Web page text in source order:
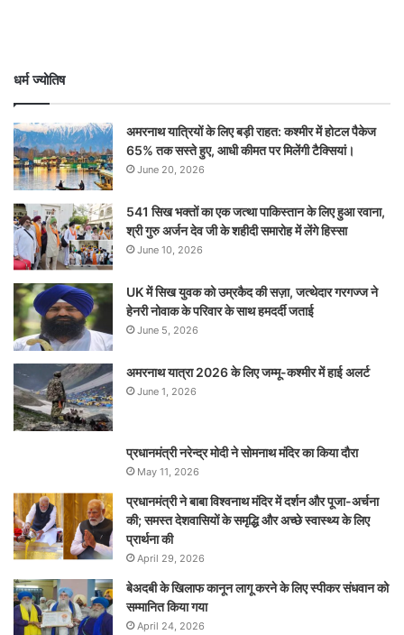
धर्म ज्योतिष
अमरनाथ यात्रियों के लिए बड़ी राहत: कश्मीर में होटल पैकेज
65% तक सस्ते हुए, आधी कीमत पर मिलेंगी टैक्सियां।
June 20, 2026
541 सिख भक्तों का एक जत्था पाकिस्तान के लिए हुआ रवाना,
श्री गुरु अर्जन देव जी के शहीदी समारोह में लेंगे हिस्सा
June 10, 2026
UK में सिख युवक को उम्रकैद की सज़ा, जत्थेदार गरगज्ज ने
हेनरी नोवाक के परिवार के साथ हमदर्दी जताई
June 5, 2026
अमरनाथ यात्रा 2026 के लिए जम्मू-कश्मीर में हाई अलर्ट
June 1, 2026
प्रधानमंत्री नरेन्‍द्र मोदी ने सोमनाथ मंदिर का किया दौरा
May 11, 2026
प्रधानमंत्री ने बाबा विश्वनाथ मंदिर में दर्शन और पूजा-अर्चना
की; समस्‍त देशवासियों के समृद्धि और अच्छे स्वास्थ्य के लिए
प्रार्थना की
April 29, 2026
बेअदबी के खिलाफ कानून लागू करने के लिए स्पीकर संधवान को
सम्मानित किया गया
April 24, 2026